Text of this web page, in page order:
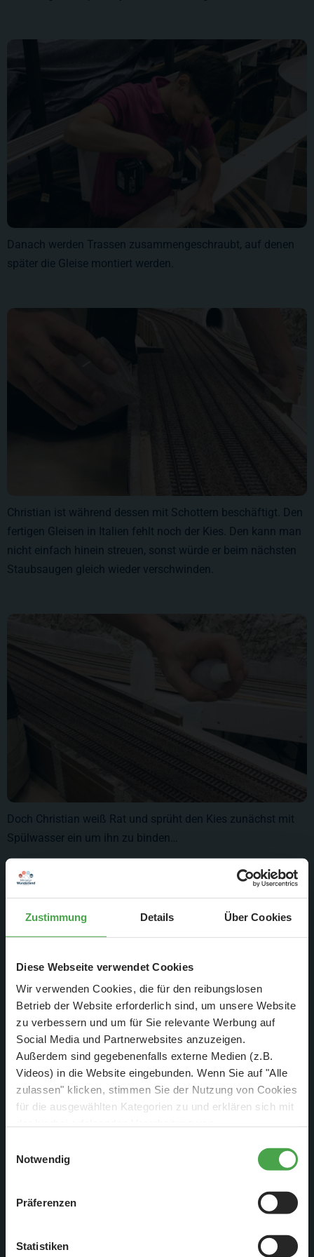
Zustimmung Details Über Cookies
Diese Webseite verwendet Cookies
Wir verwenden Cookies, die für den reibungslosen
Betrieb der Website erforderlich sind, um unsere Website
zu verbessern und um für Sie relevante Werbung auf
Social Media und Partnerwebsites anzuzeigen.
Außerdem sind gegebenenfalls externe Medien (z.B.
Videos) in die Website eingebunden. Wenn Sie auf "Alle
zulassen" klicken, stimmen Sie der Nutzung von Cookies
für die ausgewählten Kategorien zu und erklären sich mit
diese Einstellungen jederzeit über die Schaltfläche
zustimmen, beschränken wir uns auf die technisch
notwendigen Cookies. Weitere Informationen finden Sie in
Notwendig
Präferenzen
Statistiken
Danach werden Trassen zusammengeschraubt, auf denen
später die Gleise montiert werden.
Christian ist während dessen mit Schottern beschäftigt. Den
fertigen Gleisen in Italien fehlt noch der Kies. Den kann man
nicht einfach hinein streuen, sonst würde er beim nächsten
Staubsaugen gleich wieder verschwinden.
Doch Christian weiß Rat und sprüht den Kies zunächst mit
Spülwasser ein um ihn zu binden…
…und im Anschluss wird Leimwasser auf den befeuchteten
Kies geträufelt. Wenn das alles durchgetrocknet ist, hält es
selbst dem Staubsauger stand!